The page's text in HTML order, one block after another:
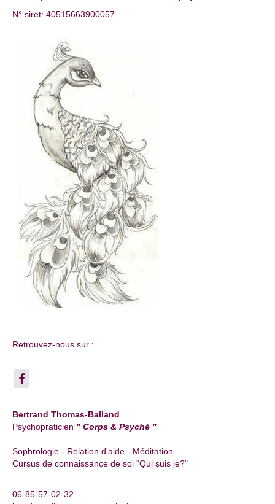
N° siret: 40515663900057
Retrouvez-nous sur :
Bertrand Thomas-Balland
Psychopraticien " Corps & Psyché "
Sophrologie - Relation d'aide - Méditation
Cursus de connaissance de soi "Qui suis je?"
06-85-57-02-32